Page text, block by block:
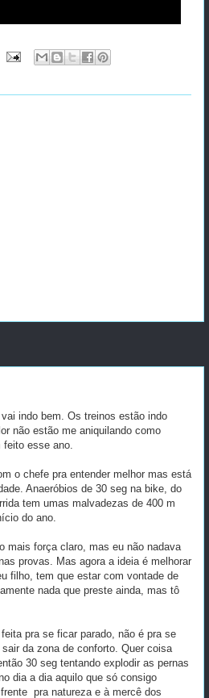
indo bem. Os treinos estão indo
não estão me aniquilando como
feito esse ano.
o chefe pra entender melhor mas está
Anaeróbios de 30 seg na bike, do
tem umas malvadezas de 400 m
do ano.
mais força claro, mas eu não nadava
provas. Mas agora a ideia é melhorar
filho, tem que estar com vontade de
nada que preste ainda, mas tô
pra se ficar parado, não é pra se
da zona de conforto. Quer coisa
30 seg tentando explodir as pernas
dia a dia aquilo que só consigo
pra natureza e à mercê dos